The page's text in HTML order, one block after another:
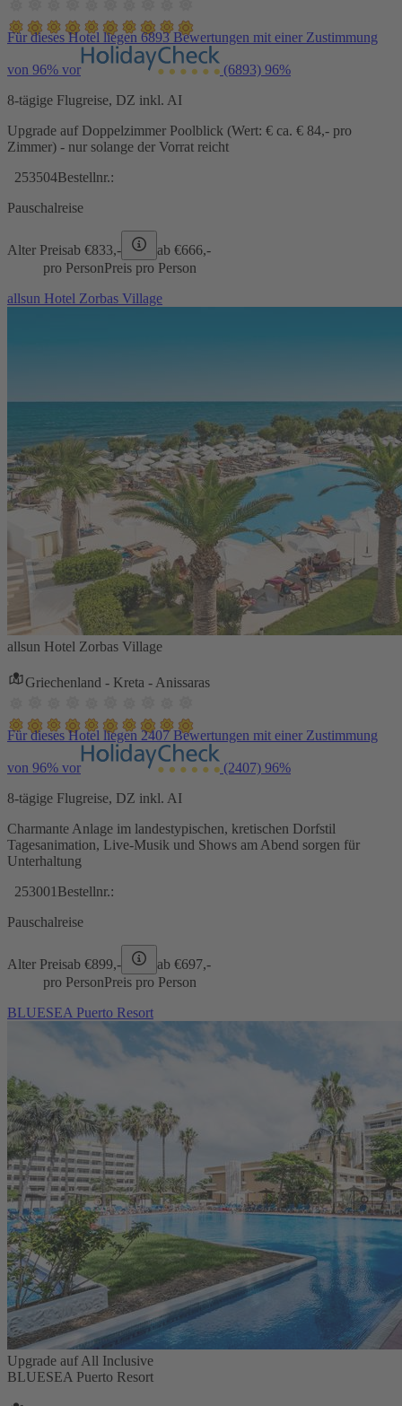
Für dieses Hotel liegen 6893 Bewertungen mit einer Zustimmung
von 96% vor (6893) 96%
8-tägige Flugreise, DZ inkl. AI
Upgrade auf Doppelzimmer Poolblick (Wert: € ca. € 84,- pro
Zimmer) - nur solange der Vorrat reicht
253504Bestellnr.:
Pauschalreise
Alter Preisab €833,- ab €666,-
pro PersonPreis pro Person
allsun Hotel Zorbas Village
allsun Hotel Zorbas Village
Griechenland - Kreta - Anissaras
Für dieses Hotel liegen 2407 Bewertungen mit einer Zustimmung
von 96% vor (2407) 96%
8-tägige Flugreise, DZ inkl. AI
Charmante Anlage im landestypischen, kretischen Dorfstil
Tagesanimation, Live-Musik und Shows am Abend sorgen für
Unterhaltung
253001 Bestellnr.:
Pauschalreise
Alter Preisab €899,- ab €697,-
pro PersonPreis pro Person
BLUESEA Puerto Resort
Upgrade auf All Inclusive
BLUESEA Puerto Resort